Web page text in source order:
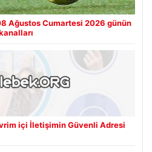
Ağustos Cumartesi 2026 günün
içi İletişimin Güvenli Adresi